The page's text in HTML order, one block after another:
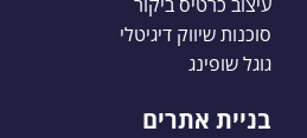
סוכנות שיווק דיגיטלי
גוגל שופינג
בניית אתרים